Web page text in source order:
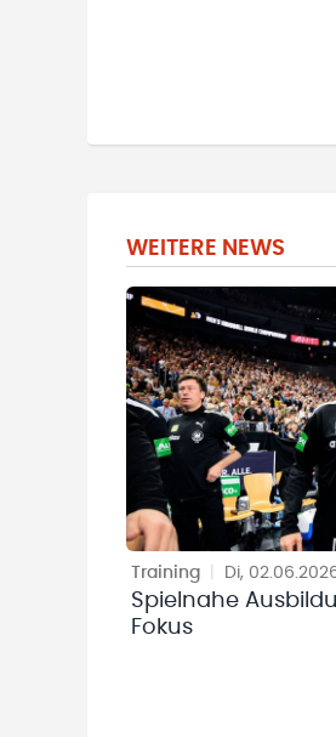
WEITERE NEWS
Training Di,
Spielnahe
Fokus